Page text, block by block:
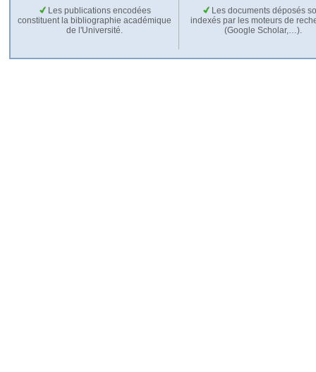
Les publications encodées
constituent la bibliographie académique
de l'Université.
Les documents déposés
indexés par les moteurs de
(Google Scholar,…).